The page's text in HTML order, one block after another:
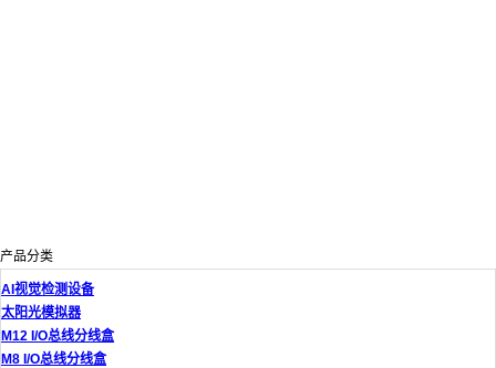
产品分类
AI视觉检测设备
太阳光模拟器
M12 I/O总线分线盒
M8 I/O总线分线盒